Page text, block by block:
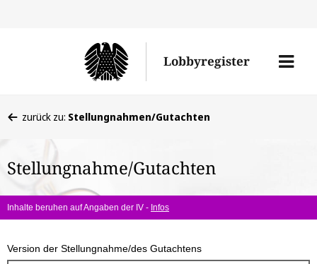
Lobbyregister
Menü
befinden
hier:
zurück zu: Stellungnahmen/Gutachten
Stellungnahme/Gutachten
Inhalte beruhen auf Angaben der IV - Infos
Version der Stellungnahme/des Gutachtens